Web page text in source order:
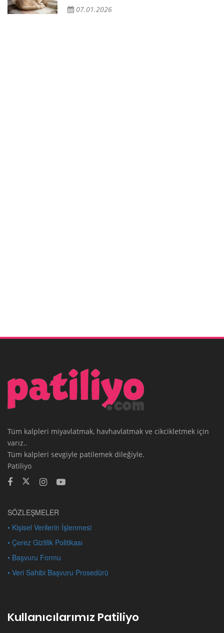
07.01.2026
Tüm kalpleri miyavlatmak, havhavlatmak ve cikcikletmek için
varız..
Tüm kalpleri sevgiyle patilemek dileğiyle.
Patiliyo
SÖZLEŞMELER
• Kişisel Verilerin İşlenmesi
• Çerez Gizlilik Politikası
• Başvuru Formu
• Veri Sahibi Başvuru Prosedürü
Kullanıcılarımız Patiliyo